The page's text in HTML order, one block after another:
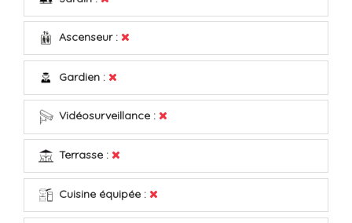
Ascenseur :
Gardien :
Vidéosurveillance :
Terrasse :
Cuisine équipée :